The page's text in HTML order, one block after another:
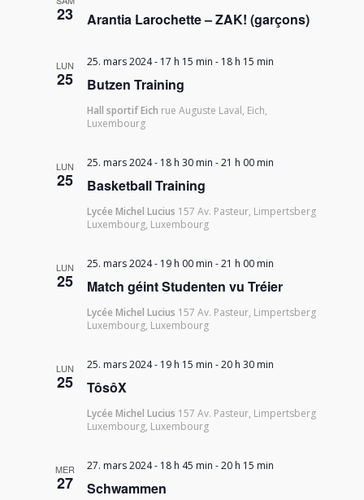
23 Arantia Larochette – ZAK! (garçons)
LUN
25 Butzen Training
25. mars 2024 - 17 h 15 min - 18 h 15 min
Hall sportif Eich rue Auguste Laval, Eich,
Luxembourg
LUN
25 Basketball Training
25. mars 2024 - 18 h 30 min -21 h 00 min
Lycée Michel Lucius 157 Av. Pasteur, Limpertsberg
Luxembourg, Luxembourg
LUN
25 Match géint Studenten vu Tréier
25. mars 2024 - 19 h 00 min -21 h 00 min
Lycée Michel Lucius 157 Av. Pasteur, Limpertsberg
Luxembourg, Luxembourg
LUN
25 TôsôX
25. mars 2024 - 19 h 15 min -20 h 30 min
Lycée Michel Lucius 157 Av. Pasteur, Limpertsberg
Luxembourg, Luxembourg
MER
27 Schwammen
27. mars 2024 - 18 h 45 min -20 h 15 min